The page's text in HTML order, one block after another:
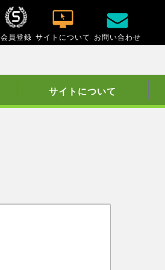
会員登録 サイトについて お問い合わせ
サイトについて